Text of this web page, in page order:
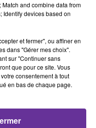
relance la
El Watan)
contre le
(El Ghad El
and combine data from
Identify devices based on
et fermer", ou affiner en
dans "Gérer mes choix".
sur "Continuer sans
que pour ce site. Vous
consentement à tout
en bas de chaque page.